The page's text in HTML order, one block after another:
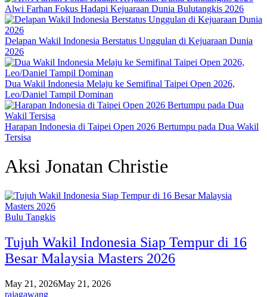
Alwi Farhan Fokus Hadapi Kejuaraan Dunia Bulutangkis 2026
Delapan Wakil Indonesia Berstatus Unggulan di Kejuaraan Dunia
2026
Dua Wakil Indonesia Melaju ke Semifinal Taipei Open 2026,
Leo/Daniel Tampil Dominan
Harapan Indonesia di Taipei Open 2026 Bertumpu pada Dua Wakil
Tersisa
Aksi Jonatan Christie
Bulu Tangkis
Tujuh Wakil Indonesia Siap Tempur di 16
Besar Malaysia Masters 2026
May 21, 2026May 21, 2026
rajagawang